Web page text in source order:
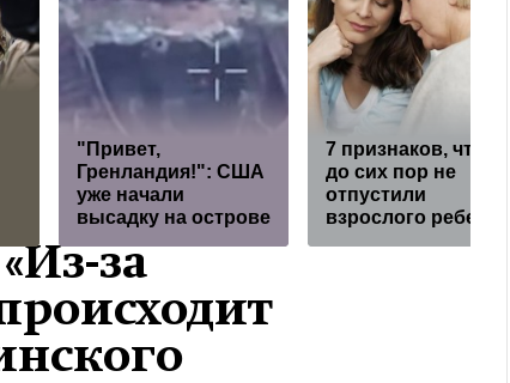
"Привет,
Гренландия!": США
уже начали
высадку на острове
7 признаков, что вы
до сих пор не
отпустили
взрослого ребенка
за